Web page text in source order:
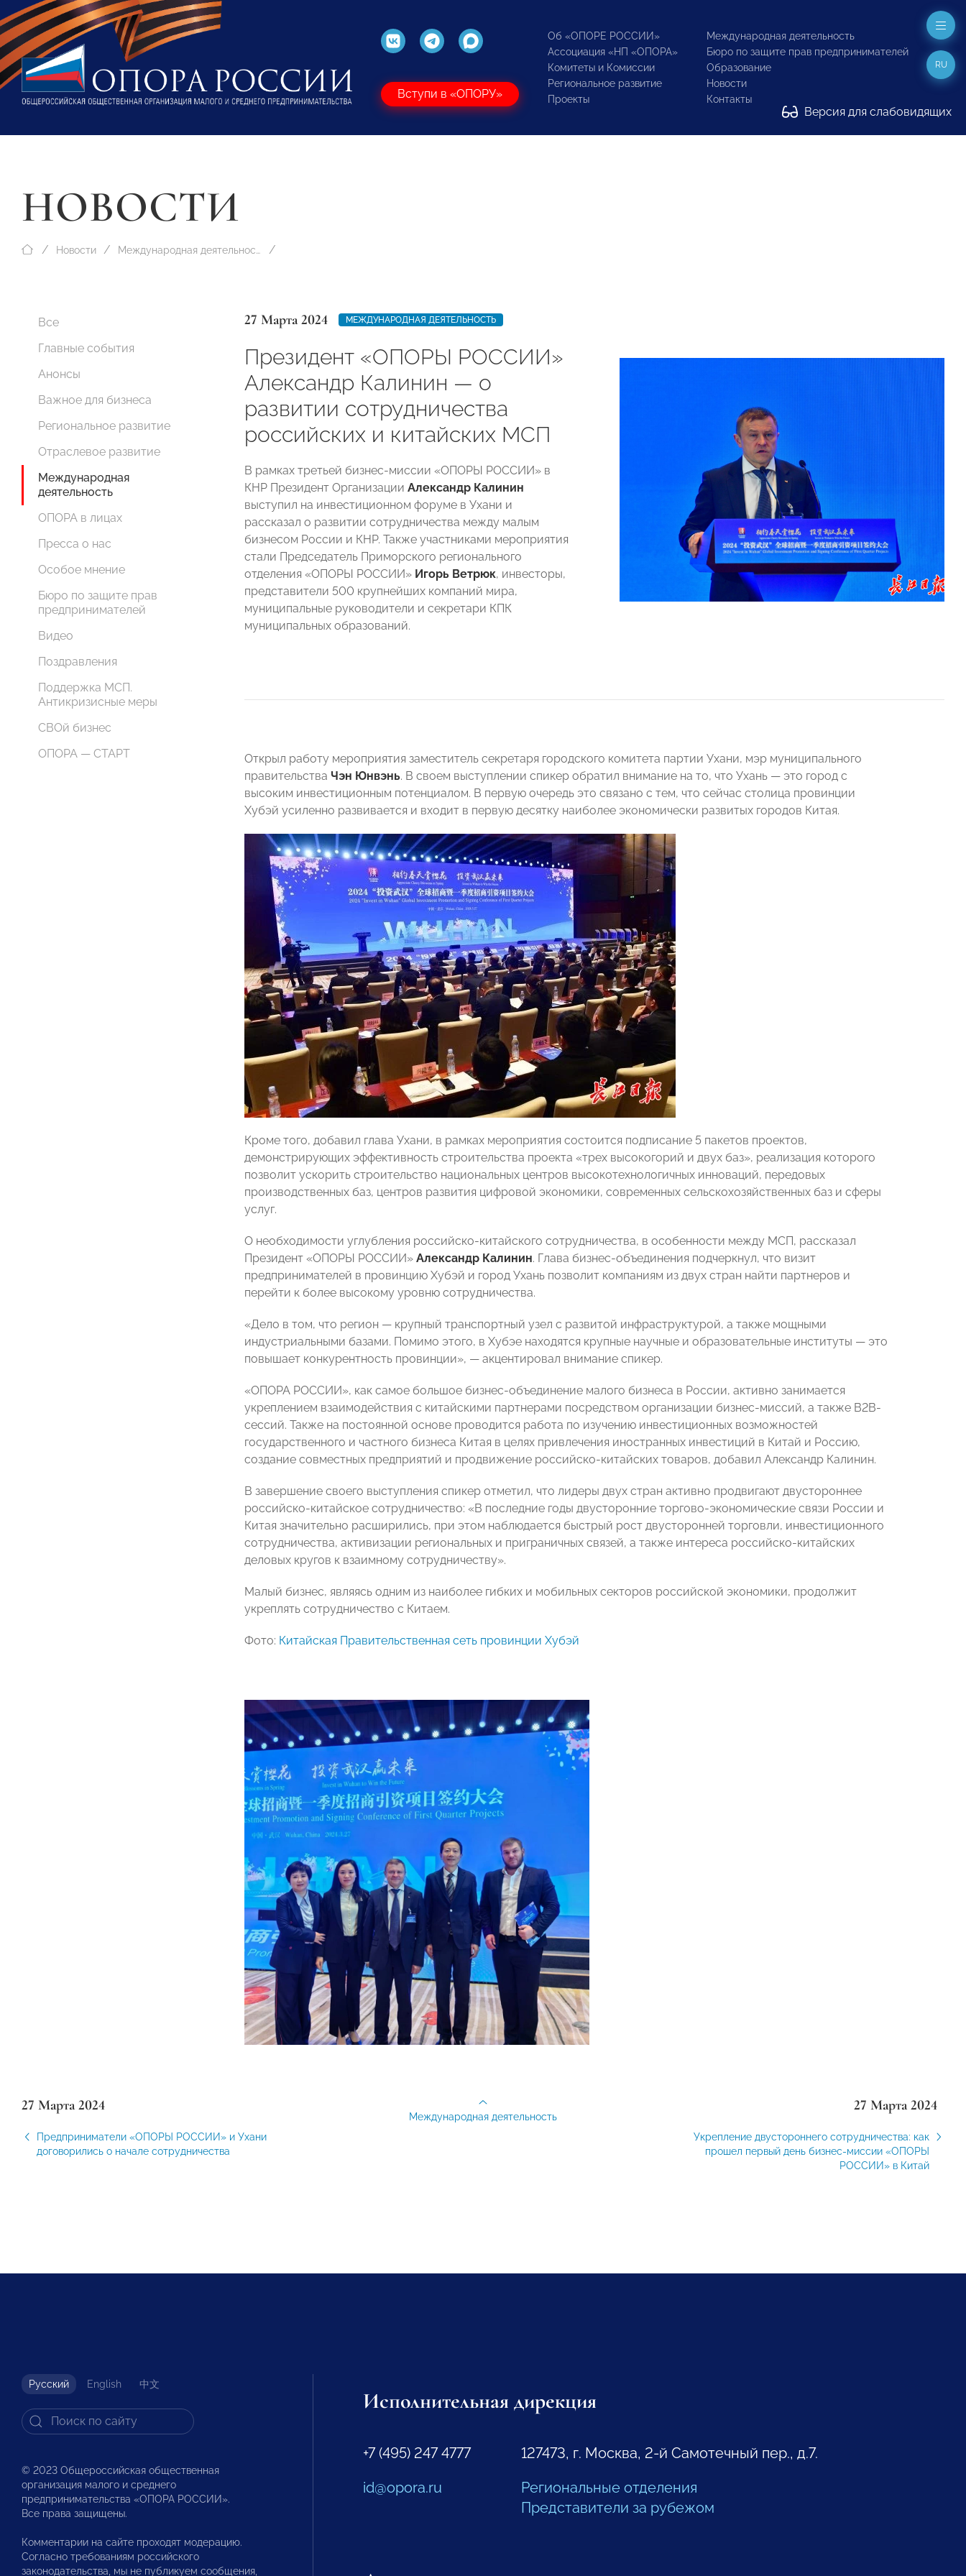
Вступи в «ОПОРУ»
Об «ОПОРЕ РОССИИ»
Ассоциация «НП «ОПОРА»
Комитеты и Комиссии
Региональное развитие
Проекты
Международная деятельность
Бюро по защите прав предпринимателей
Образование
Новости
Контакты
Версия для слабовидящих
RU
НОВОСТИ
Новости Международная деятельность
Все
Главные события
Анонсы
Важное для бизнеса
Региональное развитие
Отраслевое развитие
Международная
деятельность
ОПОРА в лицах
Пресса о нас
Особое мнение
Бюро по защите прав
предпринимателей
Видео
Поздравления
Поддержка МСП.
Антикризисные меры
СВОй бизнес
ОПОРА — СТАРТ
27 Марта 2024 МЕЖДУНАРОДНАЯ ДЕЯТЕЛЬНОСТЬ
Президент «ОПОРЫ РОССИИ»
Александр Калинин — о
развитии сотрудничества
российских и китайских МСП
В рамках третьей бизнес-миссии «ОПОРЫ РОССИИ» в
КНР Президент Организации Александр Калинин
выступил на инвестиционном форуме в Ухани и
рассказал о развитии сотрудничества между малым
бизнесом России и КНР. Также участниками мероприятия
стали Председатель Приморского регионального
отделения «ОПОРЫ РОССИИ» Игорь Ветрюк, инвесторы,
представители 500 крупнейших компаний мира,
муниципальные руководители и секретари КПК
муниципальных образований.
Открыл работу мероприятия заместитель секретаря городского комитета партии Ухани, мэр муниципального
правительства Чэн Юнвэнь. В своем выступлении спикер обратил внимание на то, что Ухань — это город с
высоким инвестиционным потенциалом. В первую очередь это связано с тем, что сейчас столица провинции
Хубэй усиленно развивается и входит в первую десятку наиболее экономически развитых городов Китая.
Кроме того, добавил глава Ухани, в рамках мероприятия состоится подписание 5 пакетов проектов,
демонстрирующих эффективность строительства проекта «трех высокогорий и двух баз», реализация которого
позволит ускорить строительство национальных центров высокотехнологичных инноваций, передовых
производственных баз, центров развития цифровой экономики, современных сельскохозяйственных баз и сферы
услуг.
О необходимости углубления российско-китайского сотрудничества, в особенности между МСП, рассказал
Президент «ОПОРЫ РОССИИ» Александр Калинин. Глава бизнес-объединения подчеркнул, что визит
предпринимателей в провинцию Хубэй и город Ухань позволит компаниям из двух стран найти партнеров и
перейти к более высокому уровню сотрудничества.
«Дело в том, что регион — крупный транспортный узел с развитой инфраструктурой, а также мощными
индустриальными базами. Помимо этого, в Хубэе находятся крупные научные и образовательные институты — это
повышает конкурентность провинции», — акцентировал внимание спикер.
«ОПОРА РОССИИ», как самое большое бизнес-объединение малого бизнеса в России, активно занимается
укреплением взаимодействия с китайскими партнерами посредством организации бизнес-миссий, а также B2B-
сессий. Также на постоянной основе проводится работа по изучению инвестиционных возможностей
государственного и частного бизнеса Китая в целях привлечения иностранных инвестиций в Китай и Россию,
создание совместных предприятий и продвижение российско-китайских товаров, добавил Александр Калинин.
В завершение своего выступления спикер отметил, что лидеры двух стран активно продвигают двустороннее
российско-китайское сотрудничество: «В последние годы двусторонние торгово-экономические связи России и
Китая значительно расширились, при этом наблюдается быстрый рост двусторонней торговли, инвестиционного
сотрудничества, активизации региональных и приграничных связей, а также интереса российско-китайских
деловых кругов к взаимному сотрудничеству».
Малый бизнес, являясь одним из наиболее гибких и мобильных секторов российской экономики, продолжит
укреплять сотрудничество с Китаем.
Фото: Китайская Правительственная сеть провинции Хубэй
27 Марта 2024
Предприниматели «ОПОРЫ РОССИИ» и Ухани
договорились о начале сотрудничества
27 Марта 2024
Укрепление двустороннего сотрудничества: как
прошел первый день бизнес-миссии «ОПОРЫ
РОССИИ» в Китай
Международная деятельность
Русский English 中文
© 2023 Общероссийская общественная
организация малого и среднего
предпринимательства «ОПОРА РОССИИ».
Все права защищены.
Комментарии на сайте проходят модерацию.
Согласно требованиям российского
законодательства, мы не публикуем сообщения,
Исполнительная дирекция
+7 (495) 247 4777
id@opora.ru
127473, г. Москва, 2-й Самотечный пер., д.7.
Региональные отделения
Представители за рубежом